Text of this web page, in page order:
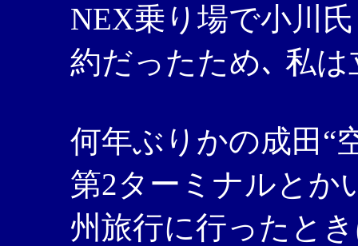
NEX乗り場で小川
約だったため､ 私
何年ぶりかの成田“
第2ターミナルとか
州旅行に行ったと